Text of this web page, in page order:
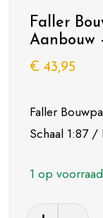
Faller
Aanbouw
€ 43,95
Faller
Schaal 1:87 /
1 op voorraad
Faller